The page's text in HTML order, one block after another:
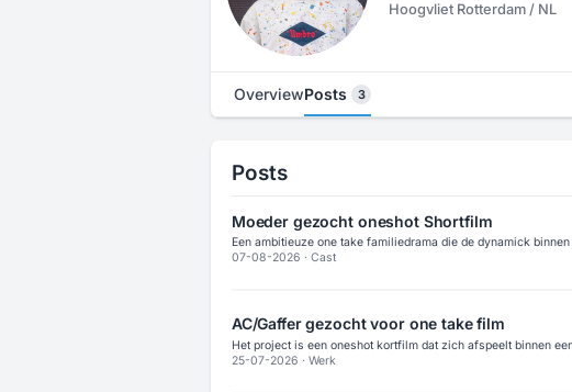
Hoogvliet Rotterdam / NL
OverviewPosts 3
Posts
Moeder gezocht oneshot Shortfilm
Een ambitieuze one take familiedrama die de dynamick
07-08-2026 · Cast
AC/Gaffer gezocht voor one take film
Het project is een oneshot kortfilm dat zich afspeelt binnen
25-07-2026 · Werk